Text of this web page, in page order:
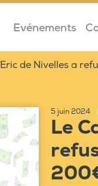
Evénements
Eric de Nivelles a
5 juin 2024
Le